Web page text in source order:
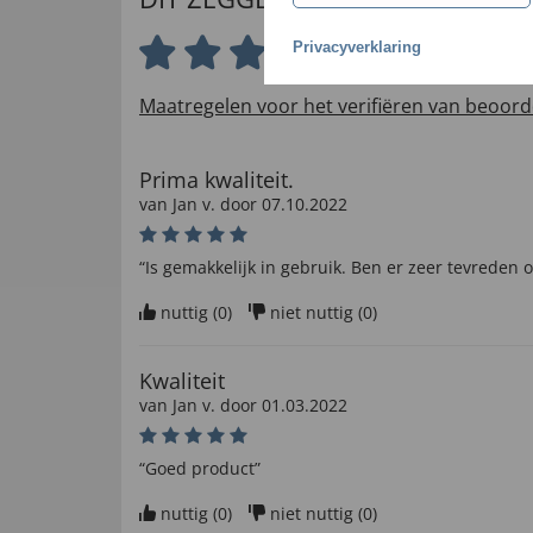
4.9 van 5 sterren
Maatregelen voor het verifiëren van
Prima kwaliteit.
van Jan v. door 07.10.2022
“Is gemakkelijk in gebruik. Ben er zeer tevreden
nuttig (0) niet nuttig (0)
Kwaliteit
van Jan v. door 01.03.2022
“Goed product”
nuttig (0) niet nuttig (0)
Privacyverklaring